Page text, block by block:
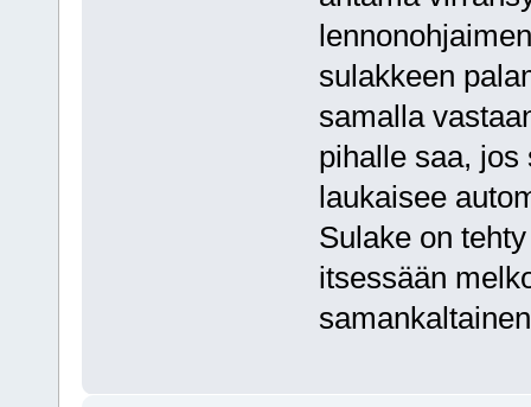
sulakkeen
samalla
pihalle saa, jos
laukaisee
Sulake on
itsessään